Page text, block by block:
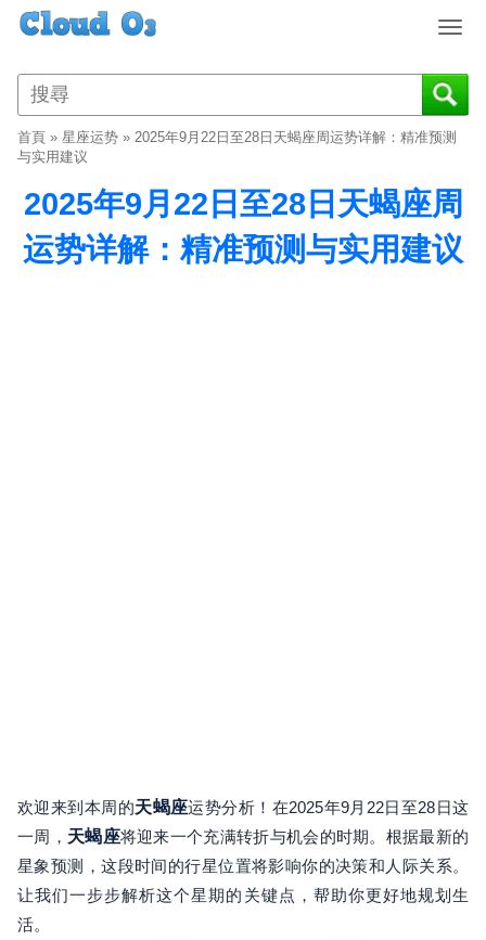
T
g
g
e
a
v
i
g
首頁 » 星座运势 » 2025年9月22日至28日天蝎座周运势详解：精准预测
与实用建议
2025年9月22日至28日天蝎座周
运势详解：精准预测与实用建议
欢迎来到本周的天蝎座运势分析！在2025年9月22日至28日这
一周， 天蝎座将迎来一个充满转折与机会的时期。根据最新的
星象预测，这段时间的行星位置将影响你的决策和人际关系。
让我们一步步解析这个星期的关键点，帮助你更好地规划生
活。